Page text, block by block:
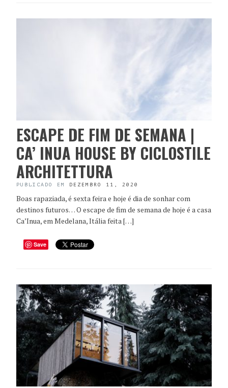
ESCAPE DE FIM DE SEMANA |
CA’ INUA HOUSE BY CICLOSTILE
ARCHITETTURA
PUBLICADO EM DEZEMBRO 11, 2020
Boas rapaziada, é sexta feira e hoje é dia de sonhar com
destinos futuros… O escape de fim de semana de hoje é a casa
Ca’Inua, em Medelana, Itália feita […]
Save